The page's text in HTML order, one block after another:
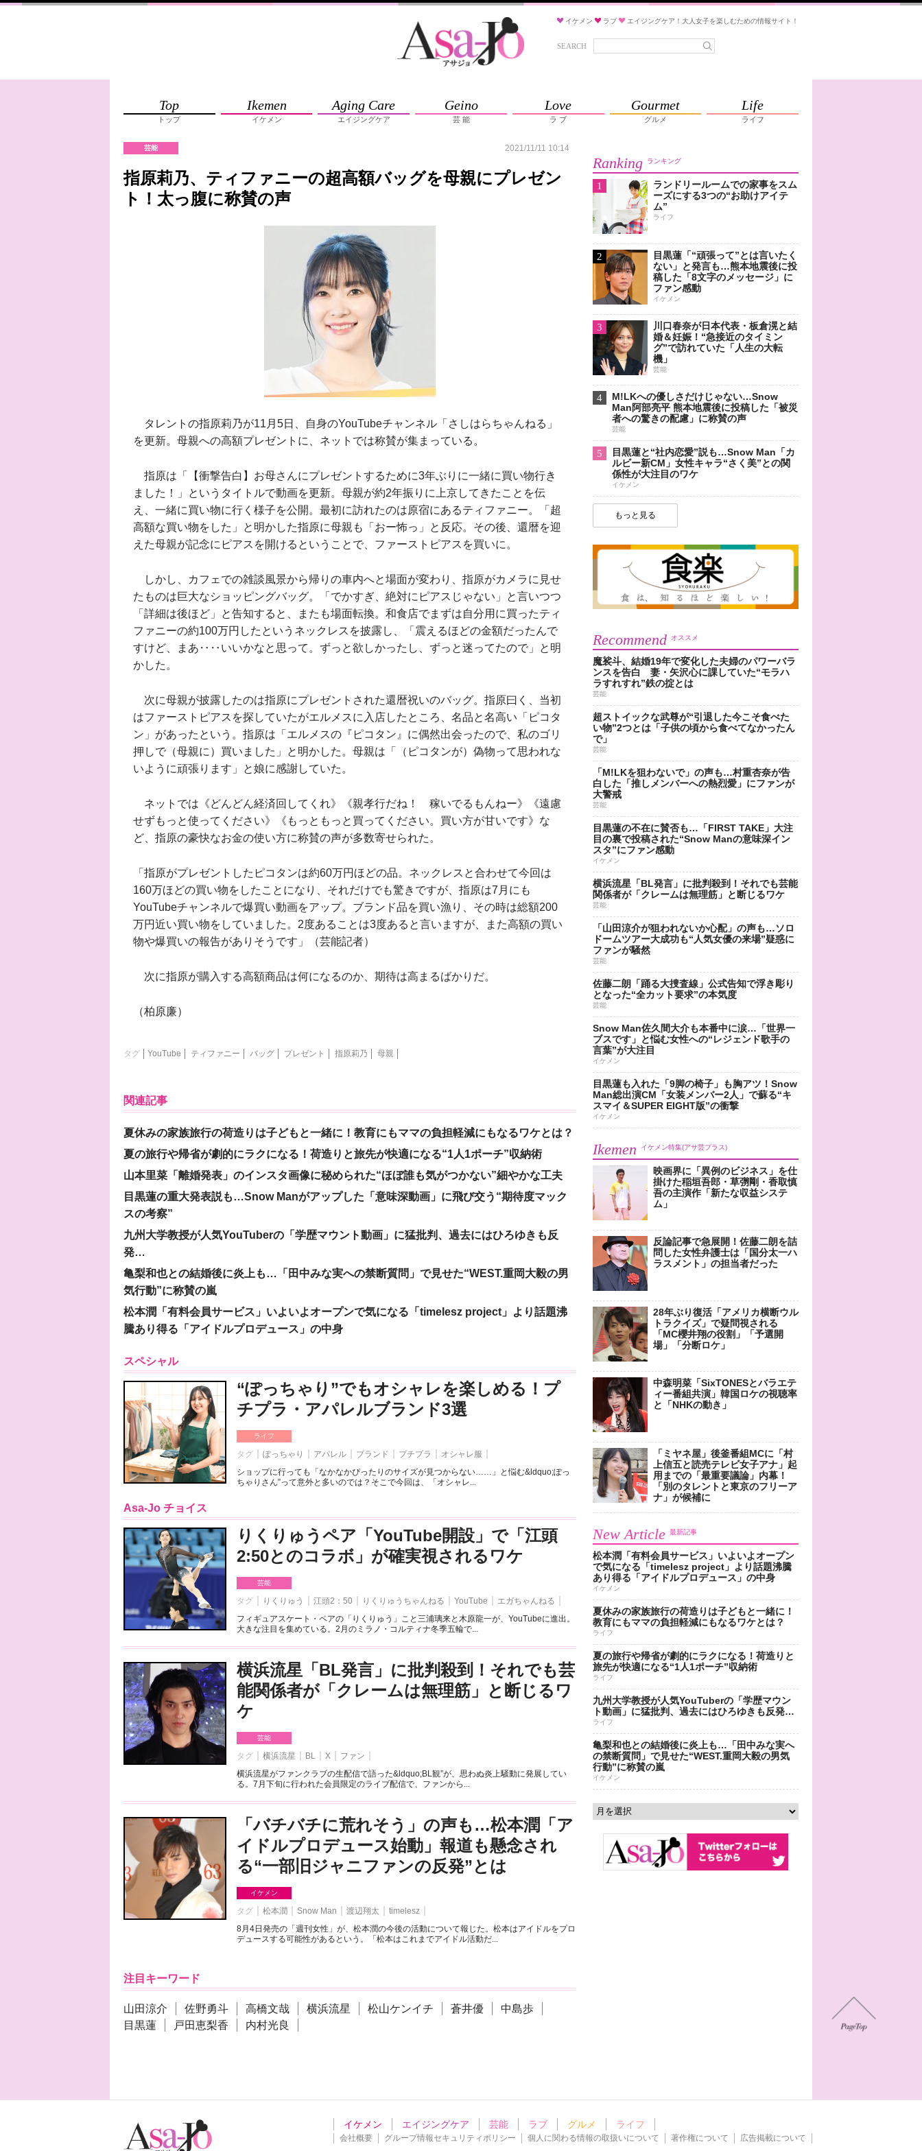
イケメン ラブ エイジングケア！大人女子を楽しむための情報サイト！
SEARCH
Top
トップ
Ikemen
イケメン
Aging Care
エイジングケア
Geino
芸 能
Love
ラ ブ
Gourmet
グルメ
Life
ライフ
芸能 2021/11/11 10:14
指原莉乃、ティファニーの超高額バッグを母親にプレゼン
ト！太っ腹に称賛の声
タレントの指原莉乃が11月5日、自身のYouTubeチャンネル「さしはらちゃんねる」
を更新。母親への高額プレゼントに、ネットでは称賛が集まっている。
指原は「【衝撃告白】お母さんにプレゼントするために3年ぶりに一緒に買い物行き
ました！」というタイトルで動画を更新。母親が約2年振りに上京してきたことを伝
え、一緒に買い物に行く様子を公開。最初に訪れたのは原宿にあるティファニー。「超
高額な買い物をした」と明かした指原に母親も「おー怖っ」と反応。その後、還暦を迎
えた母親が記念にピアスを開けるということで、ファーストピアスを買いに。
しかし、カフェでの雑談風景から帰りの車内へと場面が変わり、指原がカメラに見せ
たものは巨大なショッピングバッグ。「でかすぎ、絶対にピアスじゃない」と言いつつ
「詳細は後ほど」と告知すると、またも場面転換。和食店でまずは自分用に買ったティ
ファニーの約100万円したというネックレスを披露し、「震えるほどの金額だったんで
すけど、まあ‥‥いいかなと思って。ずっと欲しかったし、ずっと迷ってたので」と明
かした。
次に母親が披露したのは指原にプレゼントされた還暦祝いのバッグ。指原曰く、当初
はファーストピアスを探していたがエルメスに入店したところ、名品と名高い「ピコタ
ン」があったという。指原は「エルメスの『ピコタン』に偶然出会ったので、私のゴリ
押しで（母親に）買いました」と明かした。母親は「（ピコタンが）偽物って思われな
いように頑張ります」と娘に感謝していた。
ネットでは《どんどん経済回してくれ》《親孝行だね！ 稼いでるもんねー》《遠慮
せずもっと使ってください》《もっともっと買ってください。買い方が甘いです》な
ど、指原の豪快なお金の使い方に称賛の声が多数寄せられた。
「指原がプレゼントしたピコタンは約60万円ほどの品。ネックレスと合わせて今回は
160万ほどの買い物をしたことになり、それだけでも驚きですが、指原は7月にも
YouTubeチャンネルで爆買い動画をアップ。ブランド品を買い漁り、その時は総額200
万円近い買い物をしていました。2度あることは3度あると言いますが、また高額の買い
物や爆買いの報告がありそうです」（芸能記者）
次に指原が購入する高額商品は何になるのか、期待は高まるばかりだ。
（柏原廉）
タグ YouTube ティファニー バッグ プレゼント 指原莉乃 母親
関連記事
夏休みの家族旅行の荷造りは子どもと一緒に！教育にもママの負担軽減にもなるワケとは？
夏の旅行や帰省が劇的にラクになる！荷造りと旅先が快適になる“1人1ポーチ”収納術
山本里菜「離婚発表」のインスタ画像に秘められた“ほぼ誰も気がつかない”細やかな工夫
目黒蓮の重大発表説も…Snow Manがアップした「意味深動画」に飛び交う“期待度マック
スの考察”
九州大学教授が人気YouTuberの「学歴マウント動画」に猛批判、過去にはひろゆきも反
発…
亀梨和也との結婚後に炎上も…「田中みな実への禁断質問」で見せた“WEST.重岡大毅の男
気行動”に称賛の嵐
松本潤「有料会員サービス」いよいよオープンで気になる「timelesz project」より話題沸
騰あり得る「アイドルプロデュース」の中身
スペシャル
“ぽっちゃり”でもオシャレを楽しめる！プ
チプラ・アパレルブランド3選
ライフ
タグ ぽっちゃり アパレル ブランド プチプラ
オシャレ服
ショップに行っても「なかなかぴったりのサイズが見つからない……」と悩む&ldquo;ぽっ
ちゃりさん”って意外と多いのでは？そこで今回は、「オシャレ...
Asa-Jo チョイス
りくりゅうペア「YouTube開設」で「江頭
2:50とのコラボ」が確実視されるワケ
芸能
タグ りくりゅう 江頭2：50 りくりゅうちゃんねる YouTube
エガちゃんねる
フィギュアスケート・ペアの「りくりゅう」こと三浦璃来と木原龍一が、YouTubeに進出。
大きな注目を集めている。2月のミラノ・コルティナ冬季五輪で...
横浜流星「BL発言」に批判殺到！それでも芸
能関係者が「クレームは無理筋」と断じるワ
ケ
芸能
タグ 横浜流星 BL X
ファン
横浜流星がファンクラブの生配信で語った&ldquo;BL観”が、思わぬ炎上騒動に発展してい
る。7月下旬に行われた会員限定のライブ配信で、ファンから...
「バチバチに荒れそう」の声も…松本潤「ア
イドルプロデュース始動」報道も懸念され
る“一部旧ジャニファンの反発”とは
イケメン
タグ 松本潤 Snow Man 渡辺翔太
timelesz
8月4日発売の「週刊女性」が、松本潤の今後の活動について報じた。松本はアイドルをプロ
デュースする可能性があるという。「松本はこれまでアイドル活動だ...
注目キーワード
山田涼介 佐野勇斗 高橋文哉 横浜流星 松山ケンイチ 蒼井優
中島歩
目黒蓮
戸田恵梨香 内村光良
Ranking ランキング
1
ランドリールームでの家事をスム
ーズにする3つの“お助けアイテ
ム”
ライフ
2
目黒蓮「“頑張って”とは言いたく
ない」と発言も…熊本地震後に投
稿した「8文字のメッセージ」に
ファン感動
イケメン
3
川口春奈が日本代表・板倉滉と結
婚＆妊娠！“急接近のタイミン
グ”で訪れていた「人生の大転
機」
芸能
4
M!LKへの優しさだけじゃない…Snow
Man阿部亮平 熊本地震後に投稿した「被災
者への驚きの配慮」に称賛の声
芸能
5
目黒蓮と“社内恋愛”説も…Snow Man「カ
ルビー新CM」女性キャラ“さく美”との関
係性が大注目のワケ
イケメン
もっと見る
Recommend オススメ
魔裟斗、結婚19年で変化した夫婦のパワーバラ
ンスを告白 妻・矢沢心に課していた“モラハ
ラすれすれ”鉄の掟とは
芸能
超ストイックな武尊が“引退した今こそ食べた
い物”2つとは「子供の頃から食べてなかったん
で」
芸能
「M!LKを狙わないで」の声も…村重杏奈が告
白した「推しメンバーへの熱烈愛」にファンが
大警戒
芸能
目黒蓮の不在に賛否も…「FIRST TAKE」大注
目の裏で投稿された“Snow Manの意味深イン
スタ”にファン感動
イケメン
横浜流星「BL発言」に批判殺到！それでも芸能
関係者が「クレームは無理筋」と断じるワケ
芸能
「山田涼介が狙われないか心配」の声も…ソロ
ドームツアー大成功も“人気女優の来場”疑惑に
ファンが騒然
芸能
佐藤二朗「踊る大捜査線」公式告知で浮き彫り
となった“全カット要求”の本気度
芸能
Snow Man佐久間大介も本番中に涙…「世界一
ブスです」と悩む女性への“レジェンド歌手の
言葉”が大注目
イケメン
目黒蓮も入れた「9脚の椅子」も胸アツ！Snow
Man総出演CM「女装メンバー2人」で蘇る“キ
スマイ＆SUPER EIGHT版”の衝撃
イケメン
Ikemen イケメン特集(アサ芸プラス)
映画界に「異例のビジネス」を仕
掛けた稲垣吾郎・草彅剛・香取慎
吾の主演作「新たな収益システ
ム」
反論記事で急展開！佐藤二朗を詰
問した女性弁護士は「国分太一ハ
ラスメント」の担当者だった
28年ぶり復活「アメリカ横断ウル
トラクイズ」で疑問視される
「MC櫻井翔の役割」「予選開
場」「分断ロケ」
中森明菜「SixTONESとバラエテ
ィー番組共演」韓国ロケの視聴率
と「NHKの動き」
「ミヤネ屋」後釜番組MCに「村
上信五と読売テレビ女子アナ」起
用までの「最重要議論」内幕！
「別のタレントと東京のフリーア
ナ」が候補に
New Article 最新記事
松本潤「有料会員サービス」いよいよオープン
で気になる「timelesz project」より話題沸騰
あり得る「アイドルプロデュース」の中身
イケメン
夏休みの家族旅行の荷造りは子どもと一緒に！
教育にもママの負担軽減にもなるワケとは？
ライフ
夏の旅行や帰省が劇的にラクになる！荷造りと
旅先が快適になる“1人1ポーチ”収納術
ライフ
九州大学教授が人気YouTuberの「学歴マウン
ト動画」に猛批判、過去にはひろゆきも反発…
ライフ
亀梨和也との結婚後に炎上も…「田中みな実へ
の禁断質問」で見せた“WEST.重岡大毅の男気
行動”に称賛の嵐
イケメン
イケメン エイジングケア 芸能 ラブ グルメ ライフ
会社概要 グループ情報セキュリティポリシー 個人に関わる情報の取扱いについて 著作権について 広告掲載について